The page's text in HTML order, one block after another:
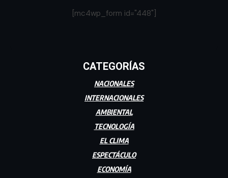
[mc4wp_form id="448"]
CATEGORÍAS
NACIONALES
INTERNACIONALES
AMBIENTAL
TECNOLOGÍA
EL CLIMA
ESPECTÁCULO
ECONOMÍA